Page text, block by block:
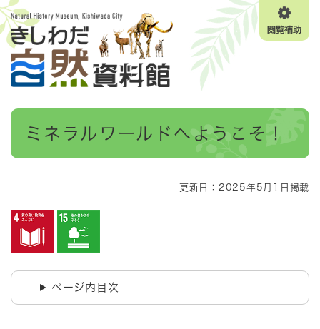
ペ
ー
ジ
メニューを飛ばして本文へ
閲
覧
本
ミネラルワールドへようこそ！
更新日：2025年5月1日掲載
ページ内目次